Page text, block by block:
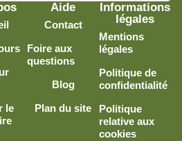
le
Aide
Contact
Foire aux
questions
Blog
Plan du site
Informations
légales
Mentions
légales
Politique de
confidentialité
Politique
relative aux
cookies